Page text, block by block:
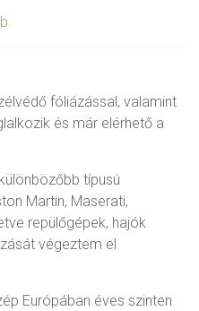
fóliázással, valamint
és már elérhető a
típusú
Martin, Maserati,
repülőgépek, hajók
végeztem el
Európában éves szinten